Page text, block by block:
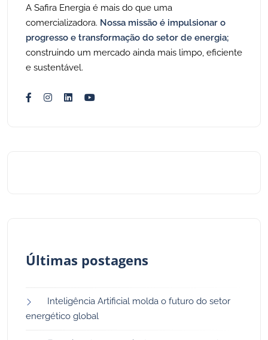
A Safira Energia é mais do que uma
comercializadora. Nossa missão é impulsionar o
progresso e transformação do setor de energia;
construindo um mercado ainda mais limpo, eficiente
e sustentável.
Últimas postagens
Inteligência Artificial molda o futuro do setor
energético global